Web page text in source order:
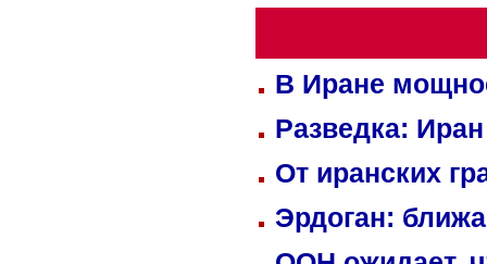
В Иране
Разведка:
От иранских
Эрдоган: